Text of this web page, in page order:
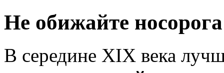
Не обижайте
B середине XIX века